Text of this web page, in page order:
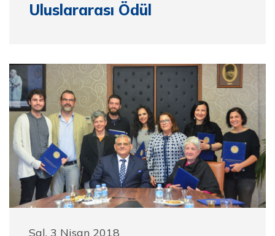
Uluslararası Ödül
Sal, 3 Nisan 2018